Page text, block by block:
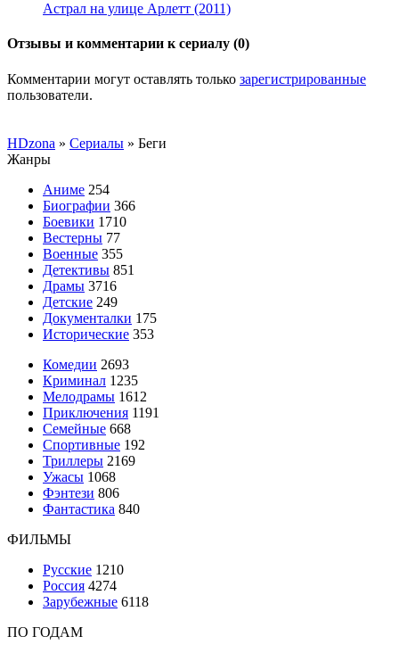
Астрал на улице Арлетт (2011)
Отзывы и комментарии к сериалу (0)
Комментарии могут оставлять только зарегистрированные
пользователи.
HDzona » Сериалы » Беги
Жанры
Аниме 254
Биографии 366
Боевики 1710
Вестерны 77
Военные 355
Детективы 851
Драмы 3716
Детские 249
Документалки 175
Исторические 353
Комедии 2693
Криминал 1235
Мелодрамы 1612
Приключения 1191
Семейные 668
Спортивные 192
Триллеры 2169
Ужасы 1068
Фэнтези 806
Фантастика 840
ФИЛЬМЫ
Русские 1210
Россия 4274
Зарубежные 6118
ПО ГОДАМ